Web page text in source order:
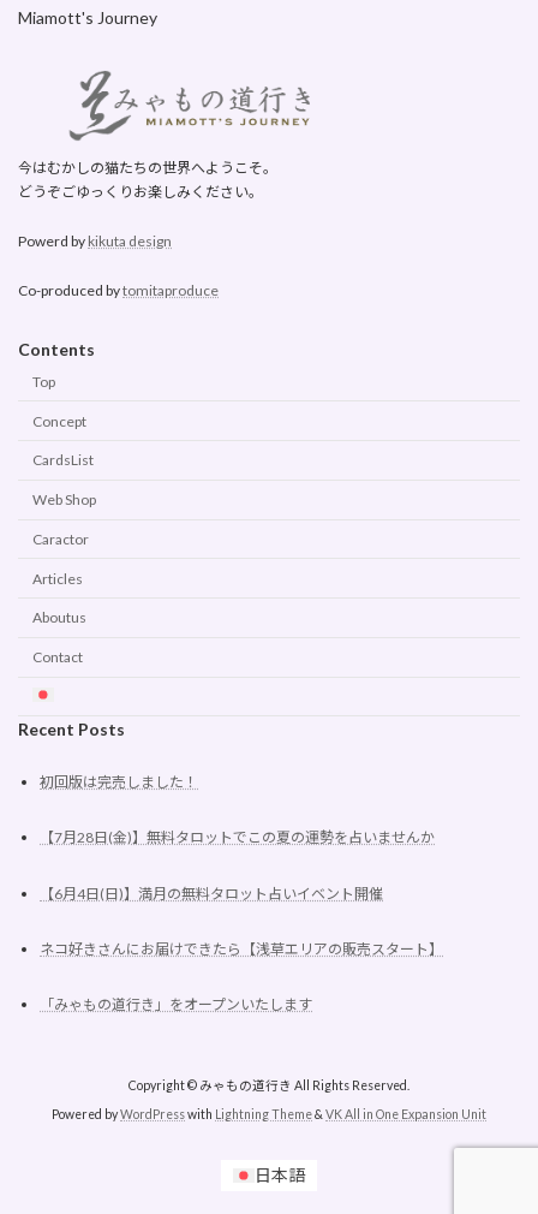
Miamott's Journey
今はむかしの猫たちの世界へようこそ。
どうぞごゆっくりお楽しみください。
Powerd by kikuta design
Co-produced bytomitaproduce
Contents
Top
Concept
CardsList
Web Shop
Caractor
Articles
Aboutus
Contact
Recent Posts
初回版は完売しました！
【7月28日(金)】無料タロットでこの夏の運勢を占いませんか
【6月4日(日)】満月の無料タロット占いイベント開催
ネコ好きさんにお届けできたら【浅草エリアの販売スタート】
「みゃもの道行き」をオープンいたします
Copyright © みゃもの道行き All Rights Reserved.
Powered byWordPresswith Lightning Theme& VK All in One Expansion Unit
日本語